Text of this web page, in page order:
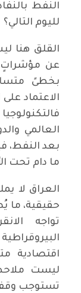
النفط
لليوم التالي؟
‏القلق هنا
عن مؤشراتٍ
بخطىً
الاعتماد
العالمي
بعد النفط،
ما دام تحت
‏العراق لا
حقيقية، ما
تواجه
اقتصادية
ليست
تستوجب